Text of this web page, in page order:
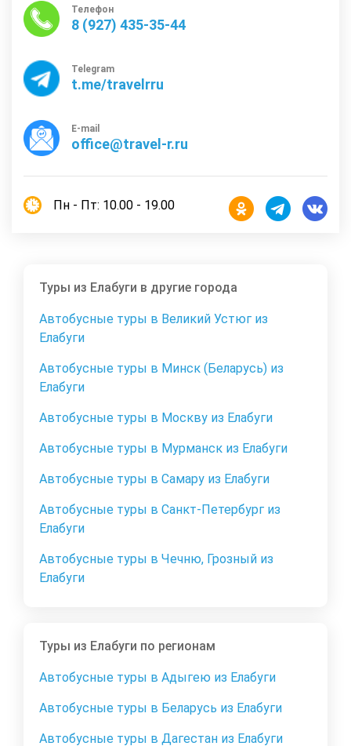
Телефон
8 (927) 435-35-44
Telegram
t.me/travelrru
E-mail
office@travel-r.ru
Пн - Пт: 10.00 - 19.00
Туры из Елабуги в другие города
Автобусные туры в Великий Устюг из
Елабуги
Автобусные туры в Минск (Беларусь) из
Елабуги
Автобусные туры в Москву из Елабуги
Автобусные туры в Мурманск из Елабуги
Автобусные туры в Самару из Елабуги
Автобусные туры в Санкт-Петербург из
Елабуги
Автобусные туры в Чечню, Грозный из
Елабуги
Туры из Елабуги по регионам
Автобусные туры в Адыгею из Елабуги
Автобусные туры в Беларусь из Елабуги
Автобусные туры в Дагестан из Елабуги